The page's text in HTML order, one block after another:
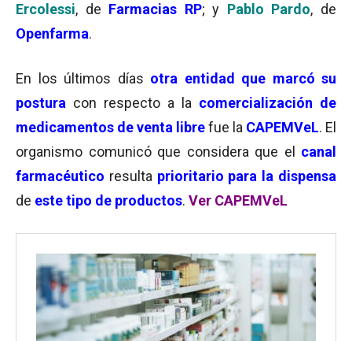
Ercolessi, de Farmacias RP; y Pablo Pardo, de
Openfarma.
En los últimos días otra entidad que marcó su
postura con respecto a la comercialización de
medicamentos de venta librefue la CAPEMVeL. El
organismo comunicó que considera que el canal
farmacéutico resulta prioritario para la dispensa
de este tipo de productos. Ver CAPEMVeL